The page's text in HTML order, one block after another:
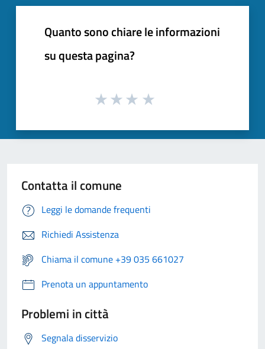
Quanto sono chiare le informazioni
su questa pagina?
Contatta il comune
Leggi le domande frequenti
Richiedi Assistenza
Chiama il comune +39 035 661027
Prenota un appuntamento
Problemi in città
Segnala disservizio